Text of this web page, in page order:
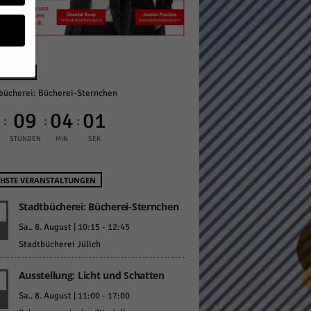
Bücherei-Sternchen
: 09
STUNDEN
: 04
MIN
: 00
SEK
VERANSTALTUNGEN
Stadtbücherei: Bücherei-Sternchen
Sa.. 8. August | 10:15 - 12:45
Stadtbücherei Jülich
Ausstellung: Licht und Schatten
Sa.. 8. August | 11:00- 17:00
z.
Zurück